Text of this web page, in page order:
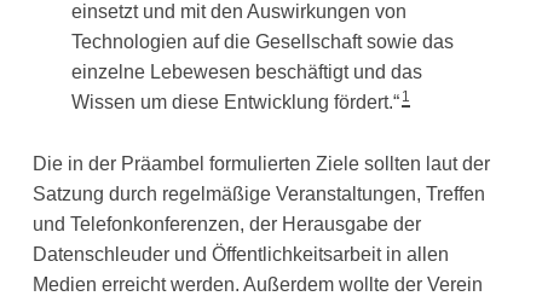
einsetzt und mit den Auswirkungen von
Technologien auf die Gesellschaft sowie das
einzelne Lebewesen beschäftigt und das
Wissen um diese Entwicklung fördert.“ 1
Die in der Präambel formulierten Ziele sollten laut der
Satzung durch regelmäßige Veranstaltungen, Treffen
und Telefonkonferenzen, der Herausgabe der
Datenschleuder und Öffentlichkeitsarbeit in allen
Medien erreicht werden. Außerdem wollte der Verein